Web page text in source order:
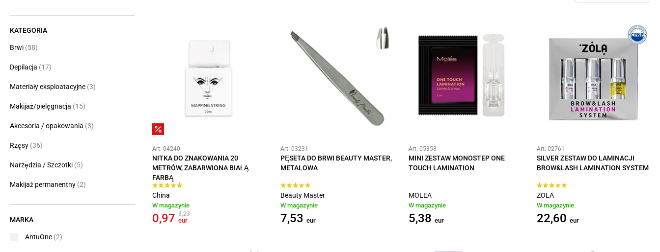
Art: 04240
NITKA DO ZNAKOWANIA 20
METRÓW, ZABARWIONA BIAŁĄ
FARBĄ
China
W magazynie
0,97 3,23
eur
Art: 03231
PĘSETA DO BRWI BEAUTY MASTER,
METALOWA
Beauty Master
W magazynie
7,53 eur
Art: 05358
MINI ZESTAW MONOSTEP ONE
TOUCH LAMINATION
MOLEA
W magazynie
5,38 eur
Art: 02761
SILVER ZESTAW DO LAMINACJI
BROW&LASH LAMINATION SYSTEM
ZOLA
W magazynie
22,60 eur
KATEGORIA
Brwi (58)
Depilacja (17)
Materiały eksploatacyjne (3)
Makijaż/pielęgnacja (15)
Akcesoria / opakowania (3)
Rzęsy (36)
Narzędzia / Szczotki (5)
Makijaż permanentny (2)
MARKA
AntuOne (2)